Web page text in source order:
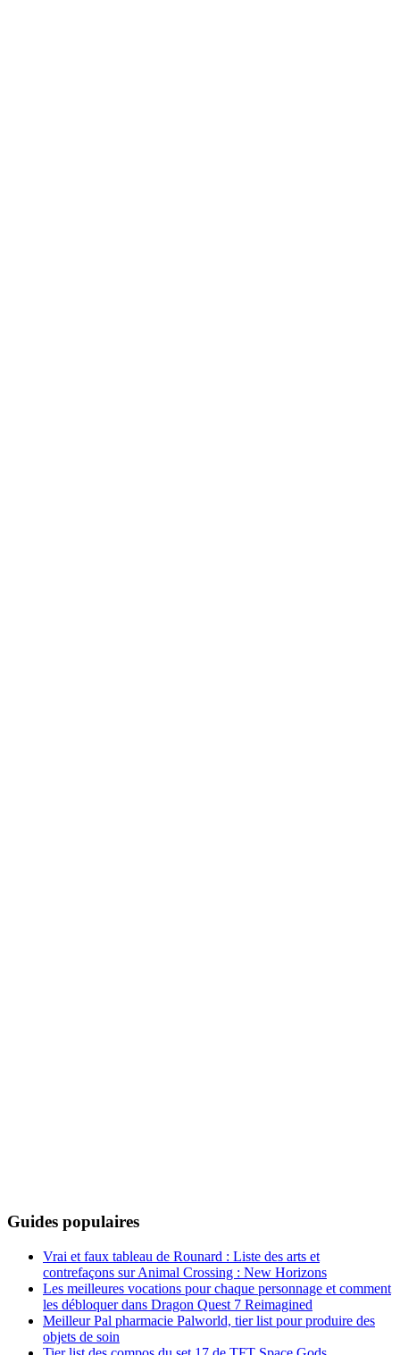
Guides populaires
Vrai et faux tableau de Rounard : Liste des arts et
contrefaçons sur Animal Crossing : New Horizons
Les meilleures vocations pour chaque personnage et comment
les débloquer dans Dragon Quest 7 Reimagined
Meilleur Pal pharmacie Palworld, tier list pour produire des
objets de soin